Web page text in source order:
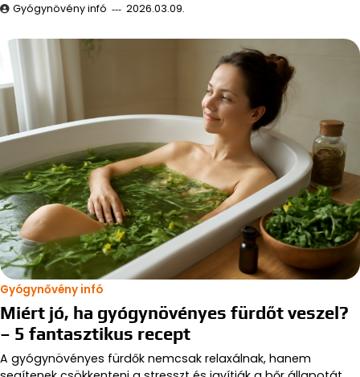
Gyógynövény infó 2026.03.09.
Gyógynővény infó
Miért jó, ha gyógynövényes fürdőt veszel?
– 5 fantasztikus recept
A gyógynövényes fürdők nemcsak relaxálnak, hanem